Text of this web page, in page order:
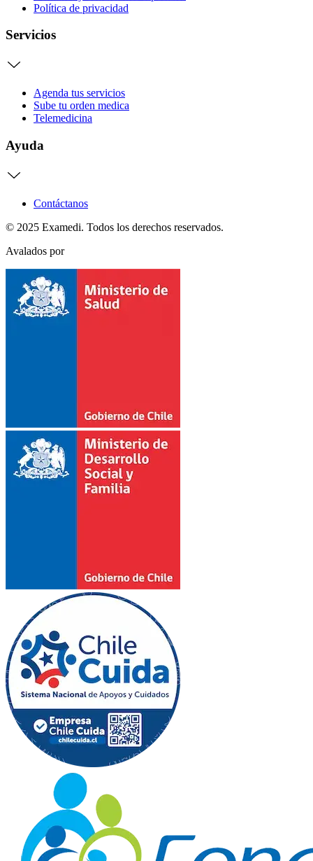
Política de privacidad
Servicios
Agenda tus servicios
Sube tu orden medica
Telemedicina
Ayuda
Contáctanos
© 2025 Examedi. Todos los derechos reservados.
Avalados por